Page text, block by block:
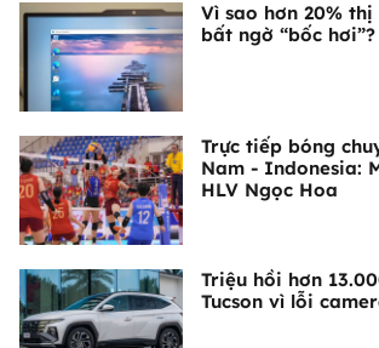
Vì sao hơn 20%
bất ngờ “bốc hơi”?
Trực tiếp bóng
Nam - Indonesia:
HLV Ngọc Hoa
Triệu hồi hơn
Tucson vì lỗi